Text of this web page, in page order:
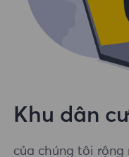
Khu dân
của chúng tôi rộng